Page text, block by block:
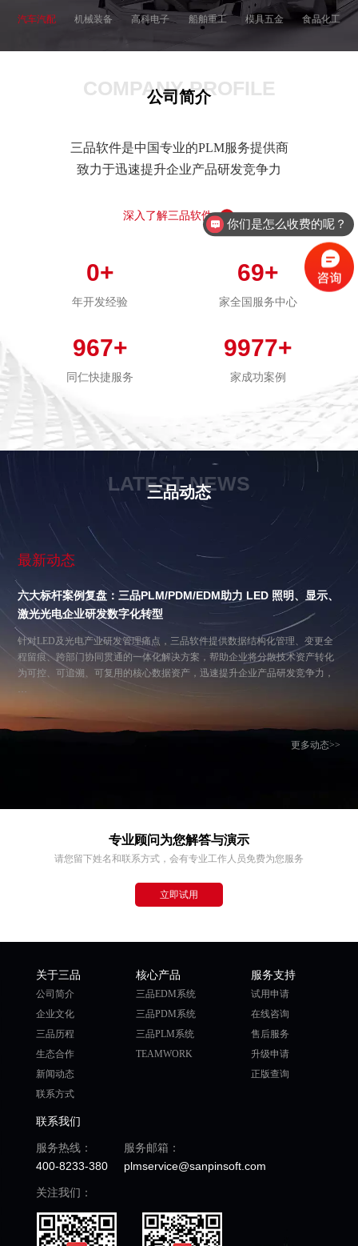
汽车汽配 机械装备 高科电子 船舶重工 模具五金 食品化工
COMPANY PROFILE
公司简介
三品软件是中国专业的PLM服务提供商
致力于迅速提升企业产品研发竞争力
深入了解三品软件
0+
年开发经验
69+
家全国服务中心
967+
同仁快捷服务
9977+
家成功案例
LATEST NEWS
三品动态
最新动态
六大标杆案例复盘：三品PLM/PDM/EDM助力 LED 照明、显示、
激光光电企业研发数字化转型
针对LED及光电产业研发管理痛点，三品软件提供数据结构化管理、变更全
程留痕、跨部门协同贯通的一体化解决方案，帮助企业将分散技术资产转化
为可控、可追溯、可复用的核心数据资产，迅速提升企业产品研发竞争力，
…
更多动态>>
专业顾问为您解答与演示
请您留下姓名和联系方式，会有专业工作人员免费为您服务
立即试用
关于三品
公司简介
企业文化
三品历程
生态合作
新闻动态
联系方式
核心产品
三品EDM系统
三品PDM系统
三品PLM系统
TEAMWORK
服务支持
试用申请
在线咨询
售后服务
升级申请
正版查询
联系我们
服务热线：
400-8233-380
服务邮箱：
plmservice@sanpinsoft.com
关注我们：
你们是怎么收费的呢？
现在有优惠活动么？